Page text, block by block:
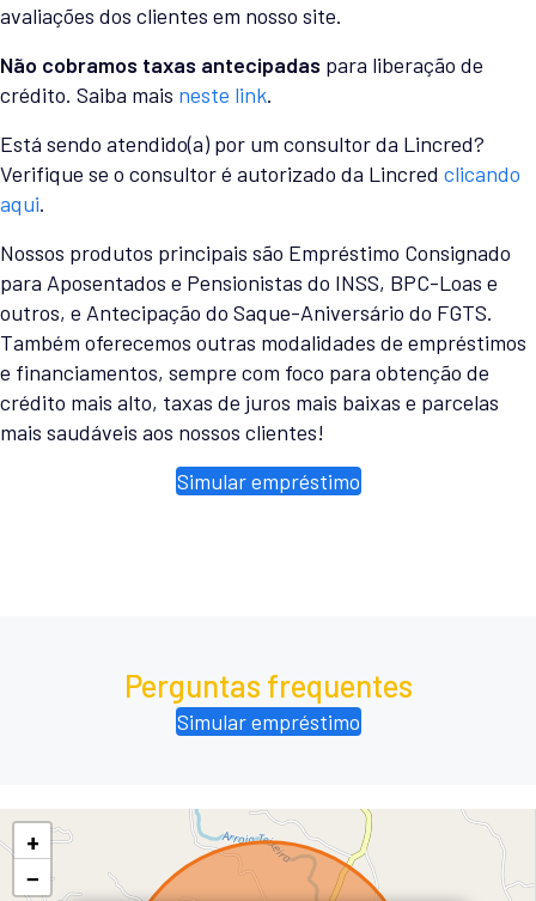
avaliações dos clientes em nosso site.
Não cobramos taxas antecipadas para liberação de
crédito. Saiba mais neste link.
Está sendo atendido(a) por um consultor da Lincred?
Verifique se o consultor é autorizado da Lincred clicando
aqui.
Nossos produtos principais são Empréstimo Consignado
para Aposentados e Pensionistas do INSS, BPC-Loas e
outros, e Antecipação do Saque-Aniversário do FGTS.
Também oferecemos outras modalidades de empréstimos
e financiamentos, sempre com foco para obtenção de
crédito mais alto, taxas de juros mais baixas e parcelas
mais saudáveis aos nossos clientes!
Simular empréstimo
Perguntas frequentes
Simular empréstimo
+
−